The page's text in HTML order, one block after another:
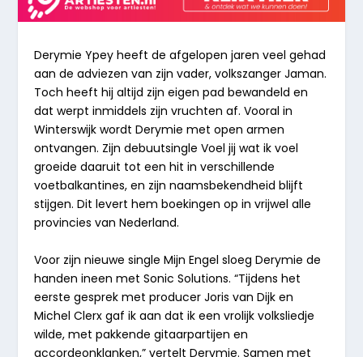
Derymie Ypey heeft de afgelopen jaren veel gehad
aan de adviezen van zijn vader,volkszanger Jaman.
Toch heeft hij altijd zijn eigen pad bewandeld en
dat werpt inmiddels zijn vruchten af. Vooral in
Winterswijk wordt Derymie met open armen
ontvangen. Zijn debuutsingle Voel jij wat ik voel
groeide daaruit tot een hit in verschillende
voetbalkantines, en zijn naamsbekendheid blijft
stijgen. Dit levert hem boekingen op in vrijwel alle
provincies van Nederland.
Voor zijn nieuwe singleMijn Engel sloeg Derymie de
handen ineen metSonic Solutions. “Tijdens het
eerste gesprek met producerJoris van Dijk en
Michel Clerxgaf ik aan dat ik een vrolijk volksliedje
wilde, met pakkende gitaarpartijen en
accordeonklanken,” vertelt Derymie. Samen met